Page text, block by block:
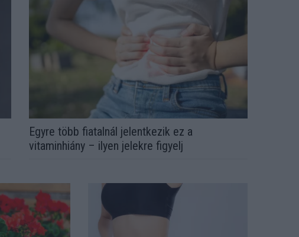
Egyre több fiatalnál jelentkezik ez a
vitaminhiány – ilyen jelekre figyelj